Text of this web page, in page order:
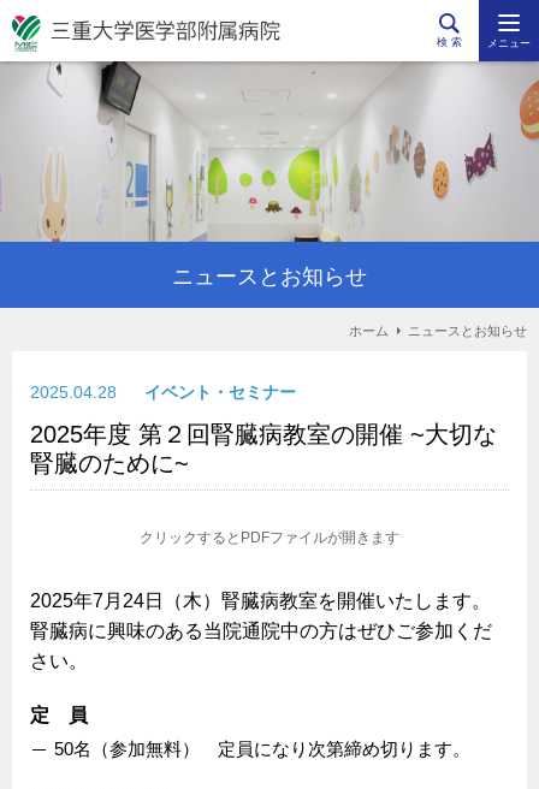
検 索 メニュー
ニュースとお知らせ
ホーム ニュースとお知らせ
2025.04.28 イベント・セミナー
2025年度 第２回腎臓病教室の開催 ~大切な
腎臓のために~
クリックするとPDFファイルが開きます
2025年7月24日（木）腎臓病教室を開催いたします。
腎臓病に興味のある当院通院中の方はぜひご参加くだ
さい。
定 員
50名（参加無料） 定員になり次第締め切ります。